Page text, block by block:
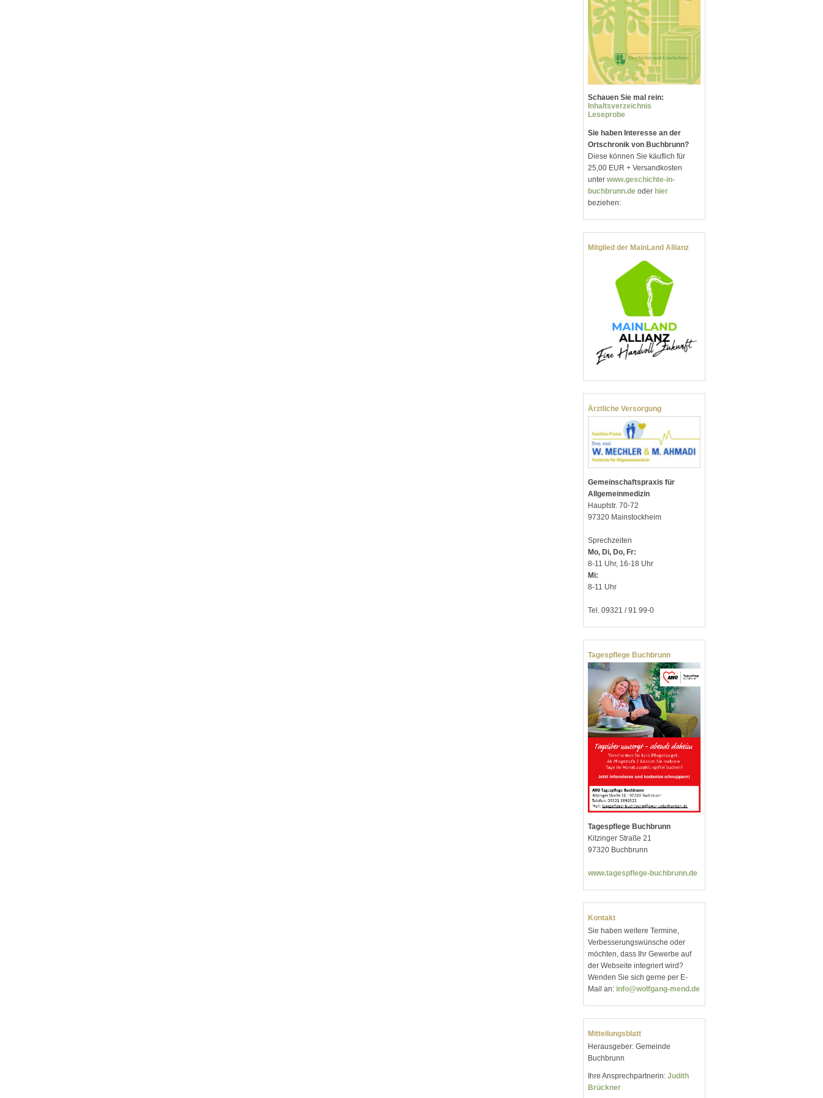
Schauen Sie mal rein:
Inhaltsverzeichnis
Leseprobe
Sie haben Interesse an der
Ortschronik von Buchbrunn?
Diese können Sie käuflich für
25,00 EUR + Versandkosten
unter www.geschichte-in-
buchbrunn.de oder hier
beziehen:
Mitglied der MainLand Allianz
Ärztliche Versorgung
Gemeinschaftspraxis für
Allgemeinmedizin
Hauptstr. 70-72
97320 Mainstockheim
Sprechzeiten
Mo, Di, Do, Fr:
8-11 Uhr, 16-18 Uhr
Mi:
8-11 Uhr
Tel. 09321 / 91 99-0
Tagespflege Buchbrunn
Tagespflege Buchbrunn
Kitzinger Straße 21
97320 Buchbrunn
www.tagespflege-buchbrunn.de
Kontakt
Sie haben weitere Termine,
Verbesserungswünsche oder
möchten, dass Ihr Gewerbe auf
der Webseite integriert wird?
Wenden Sie sich gerne per E-
Mail an: info@wolfgang-mend.de
Mitteilungsblatt
Herausgeber: Gemeinde
Buchbrunn
Ihre Ansprechpartnerin: Judith
Brückner